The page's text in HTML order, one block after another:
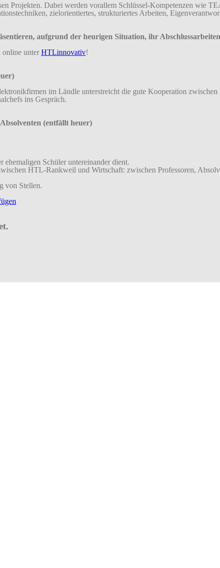
Projekten. Dabei werden vorallem Schlüssel-Kompetenzen wie
zielorientiertes, strukturiertes Arbeiten,
aufgrund der heurigen Situation, ihr
online unter HTLinnovativ!
im Ländle unterstreicht die gute Kooperation
ins Gespräch.
(entfällt heuer)
ehemaligen Schüler untereinander dient.
HTL-Rankweil und Wirtschaft: zwischen Professoren,
von Stellen.